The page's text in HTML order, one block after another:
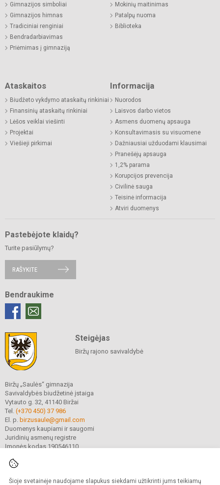
Šioje svetainėje naudojame slapukus siekdami užtikrinti jums teikiamų
Gimnazijos simboliai
Gimnazijos himnas
Tradiciniai renginiai
Bendradarbiavimas
Priėmimas į gimnaziją
Mokinių maitinimas
Patalpų nuoma
Biblioteka
Ataskaitos
Biudžeto vykdymo ataskaitų rinkiniai
Finansinių ataskaitų rinkiniai
Lėšos veiklai viešinti
Projektai
Viešieji pirkimai
Informacija
Nuorodos
Laisvos darbo vietos
Asmens duomenų apsauga
Konsultavimasis su visuomene
Dažniausiai užduodami klausimai
Pranešėjų apsauga
1,2% parama
Korupcijos prevencija
Civilinė sauga
Teisinė informacija
Atviri duomenys
Pastebėjote klaidų?
Turite pasiūlymų?
RAŠYKITE
Bendraukime
Steigėjas
Biržų rajono savivaldybė
Biržų „Saulės“ gimnazija
Savivaldybės biudžetinė įstaiga
Vytauto g. 32, 41140 Biržai
Tel. (+370 450) 37 986
El. p. birzusaule@gmail.com
Duomenys kaupiami ir saugomi
Juridinių asmenų registre
Įmonės kodas 190546110
© 2021. Biržų „Saulės“ gimnazija. Visos teisės saugomos.